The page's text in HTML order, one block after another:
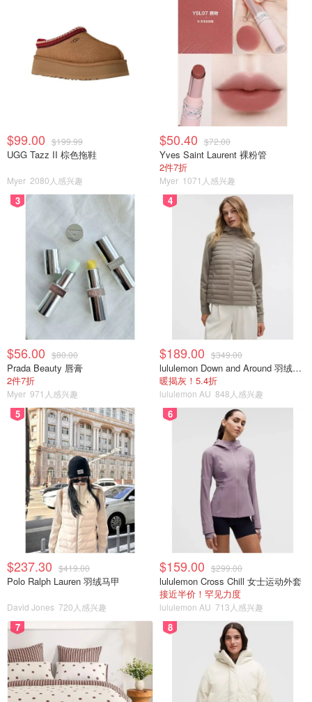
$99.00 $199.99
UGG Tazz II 棕色拖鞋
Myer 2080人感兴趣
$50.40 $72.00
Yves Saint Laurent 裸粉管
2件7折
Myer 1071人感兴趣
3
$56.00 $80.00
Prada Beauty 唇膏
2件7折
Myer 971人感兴趣
4
$189.00 $349.00
lululemon Down and Around 羽绒夹克
暖揭灰！5.4折
lululemon AU 848人感兴趣
5
$237.30 $419.00
Polo Ralph Lauren 羽绒马甲
David Jones 720人感兴趣
6
$159.00 $299.00
lululemon Cross Chill 女士运动外套
接近半价！罕见力度
lululemon AU 713人感兴趣
7 8